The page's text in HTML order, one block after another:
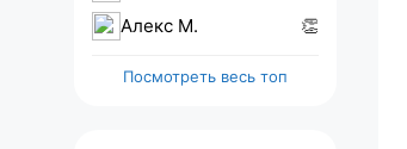
Алекс M.
👏
Посмотреть весь топ